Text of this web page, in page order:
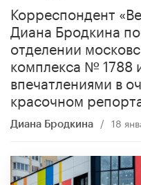
Корреспондент
Диана Бродкина
отделении
комплекса № 1788
впечатлениями в
красочном
Диана Бродкина / 18